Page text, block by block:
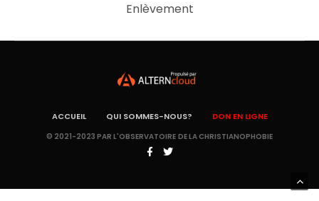
Enlèvement
ACCUEIL QUI SOMMES-NOUS? DON EN LIGNE
© 2021-2023 PAR L'OBSERVATOIRE DE LA CHRISTIANOPHOBIE